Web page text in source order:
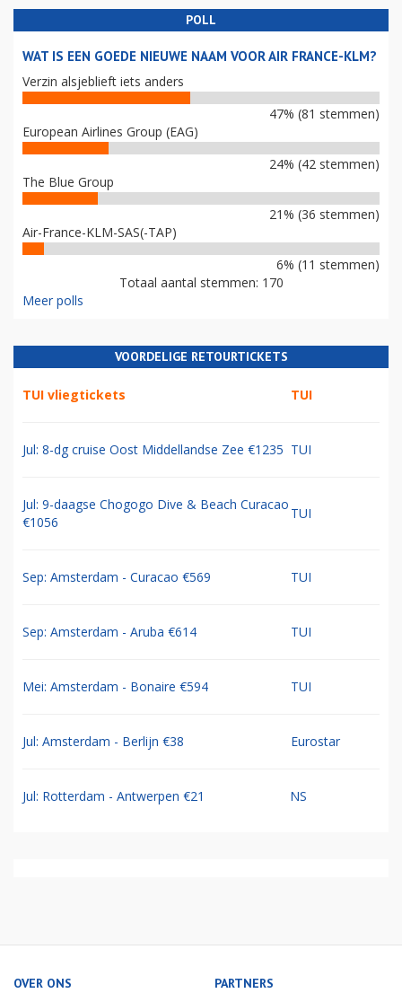
POLL
WAT IS EEN GOEDE NIEUWE NAAM VOOR AIR FRANCE-KLM?
Verzin alsjeblieft iets anders
47% (81 stemmen)
European Airlines Group (EAG)
24% (42 stemmen)
The Blue Group
21% (36 stemmen)
Air-France-KLM-SAS(-TAP)
6% (11 stemmen)
Totaal aantal stemmen: 170
Meer polls
VOORDELIGE RETOURTICKETS
TUI vliegtickets TUI
Jul: 8-dg cruise Oost Middellandse Zee €1235 TUI
Jul: 9-daagse Chogogo Dive & Beach Curacao
€1056
TUI
Sep: Amsterdam - Curacao €569 TUI
Sep: Amsterdam - Aruba €614 TUI
Mei: Amsterdam - Bonaire €594 TUI
Jul: Amsterdam - Berlijn €38 Eurostar
Jul: Rotterdam - Antwerpen €21 NS
OVER ONS PARTNERS